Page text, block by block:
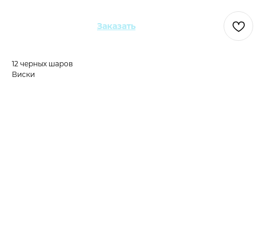
Заказать
12 черных шаров
Виски